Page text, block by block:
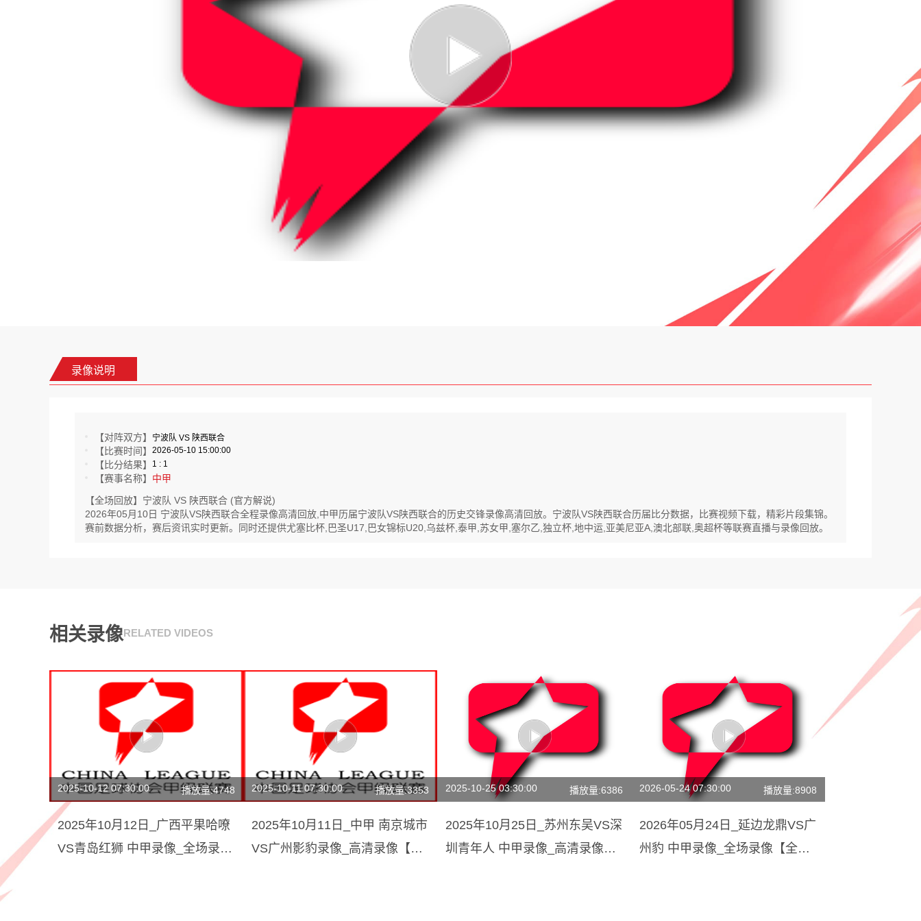
录像说明
【对阵双方】 宁波队 VS 陕西联合
【比赛时间】 2026-05-10 15:00:00
【比分结果】 1 : 1
【赛事名称】 中甲
【全场回放】宁波队 VS 陕西联合 (官方解说)
2026年05月10日 宁波队VS陕西联合全程录像高清回放,中甲历届宁波队VS陕西联合的历史交锋录像高清回放。宁波队VS陕西联合历届比分数据，比赛视频下载，精彩片段集锦。
赛前数据分析，赛后资讯实时更新。同时还提供尤塞比杯,巴圣U17,巴女锦标U20,乌兹杯,泰甲,苏女甲,塞尔乙,独立杯,地中运,亚美尼亚A,澳北部联,奥超杯等联赛直播与录像回放。
相关录像RELATED VIDEOS
2025-10-12 07:30:00 播放量:4748
2025年10月12日_广西平果哈嘹
VS青岛红狮 中甲录像_全场录像
2025-10-11 07:30:00 播放量:3353
2025年10月11日_中甲 南京城市
VS广州影豹录像_高清录像【全
2025-10-25 03:30:00 播放量:6386
2025年10月25日_苏州东吴VS深
圳青年人 中甲录像_高清录像
2026-05-24 07:30:00 播放量:8908
2026年05月24日_延边龙鼎VS广
州豹 中甲录像_全场录像【全场